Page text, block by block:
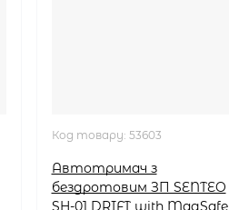
Код товару: 53603
Автотримач з
бездротовим ЗП SENTEO
SH-01 DRIFT with MagSafe